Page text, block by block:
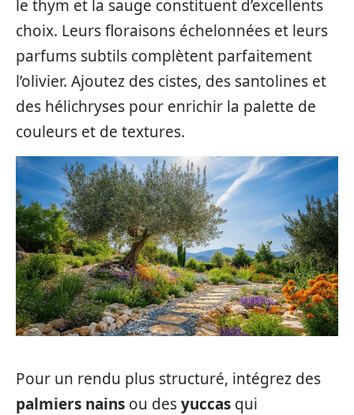
le thym et la sauge constituent d’excellents
choix. Leurs floraisons échelonnées et leurs
parfums subtils complètent parfaitement
l’olivier. Ajoutez des cistes, des santolines et
des hélichryses pour enrichir la palette de
couleurs et de textures.
Pour un rendu plus structuré, intégrez des
palmiers nains ou desyuccas qui